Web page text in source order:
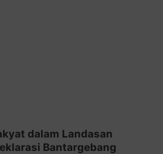
dalam Landasan
Bantargebang